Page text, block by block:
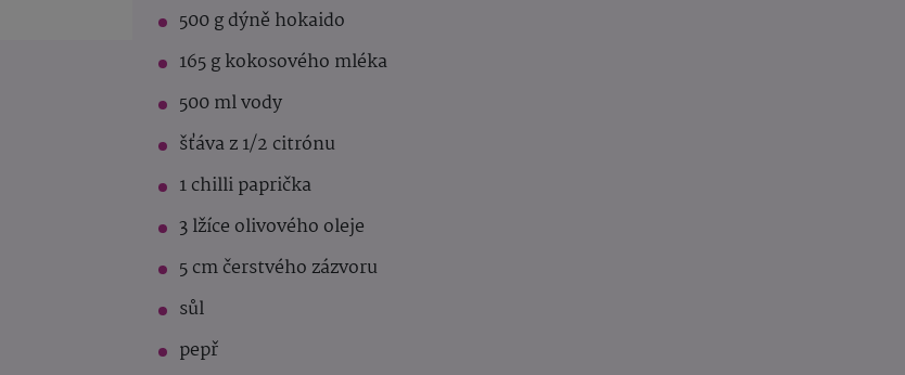
500 g dýně hokaido
165 g kokosového mléka
500 ml vody
šťáva z 1⁄2 citrónu
1 chilli paprička
3 lžíce olivového oleje
5 cm čerstvého zázvoru
sůl
pepř